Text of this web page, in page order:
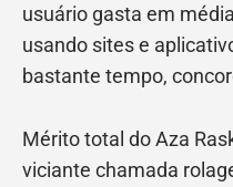
usuário gasta em
usando sites e
bastante tempo,
Mérito total do Aza
viciante chamada